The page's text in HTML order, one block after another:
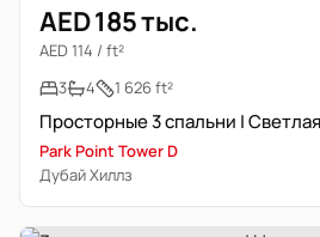
AED 185 тыс.
AED 114 / ft²
3
4 1 626 ft²
Park Point Tower D
Дубай Хиллз